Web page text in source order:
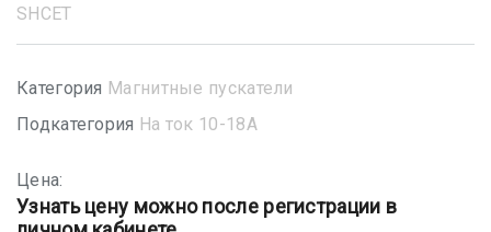
SHСET
Категория Магнитные пускатели
Подкатегория На ток 10-18А
Цена:
Узнать цену можно после регистрации в